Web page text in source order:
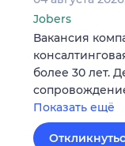
Jobers
Вакансия
более 30 лет.
Показать ещё